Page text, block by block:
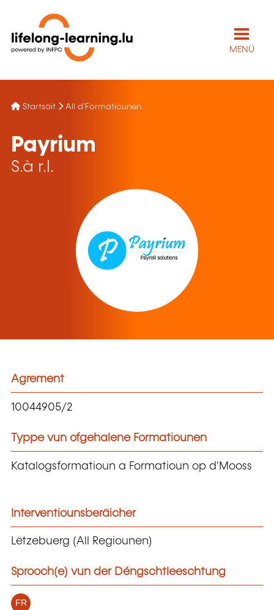
MENÜ
Startsäit All d'Formatiounen
Payrium
S.à r.l.
Agrement
10044905/2
Typpe vun ofgehalene Formatiounen
Katalogsformatioun a Formatioun op d'Mooss
Interventiounsberäicher
Lëtzebuerg (All Regiounen)
Sprooch(e) vun der Déngschtleeschtung
FR